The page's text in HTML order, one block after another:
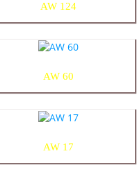
AW 124
AW 60
AW 17